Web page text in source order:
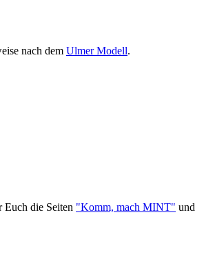
nach dem Ulmer Modell.
Euch die Seiten "Komm, mach MINT" und